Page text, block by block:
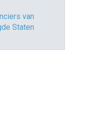
van
Staten